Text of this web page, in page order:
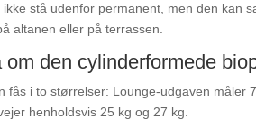
ikke stå udenfor permanent, men den kan
altanen eller på terrassen.
om den cylinderformede
fås i to størrelser: Lounge-udgaven måler
henholdsvis 25 kg og 27 kg.